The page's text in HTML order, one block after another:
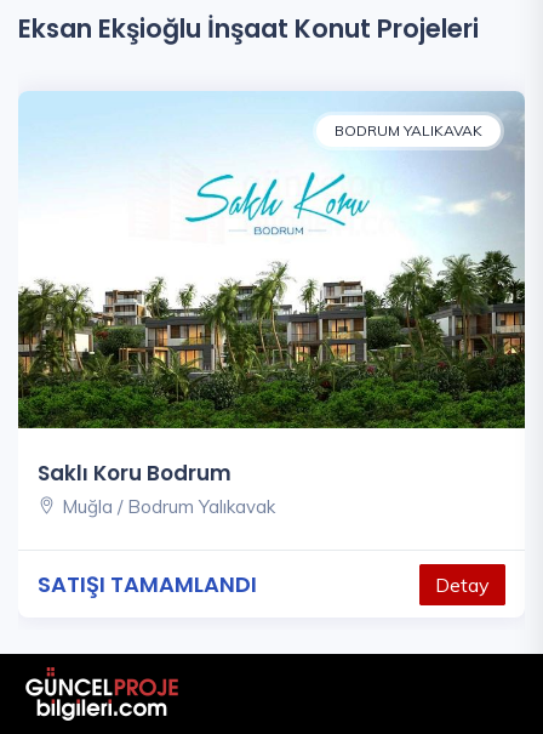
Eksan Ekşioğlu İnşaat Konut Projeleri
BODRUM YALIKAVAK
Saklı Koru Bodrum
Muğla / Bodrum Yalıkavak
SATIŞI TAMAMLANDI Detay